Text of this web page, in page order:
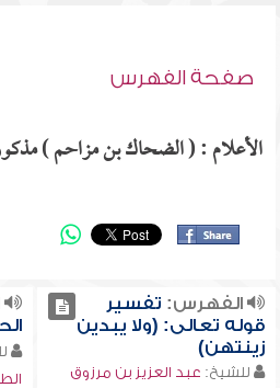
صفحة الفهرس
الأعلام : ( الضحاك بن مزاحم ) مذكور
الفهرس: تفسير
قوله تعالى: (ولا يبدين
زينتهن)
للشيخ: عبد العزيز بن مرزوق